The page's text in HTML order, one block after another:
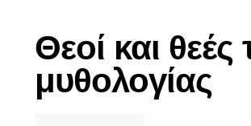
Επικοινωνία
Θεοί και θεές
μυθολογίας